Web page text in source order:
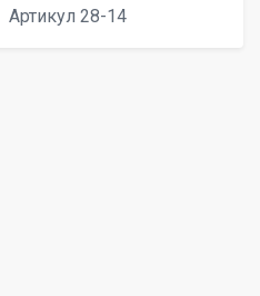
Артикул 28-14